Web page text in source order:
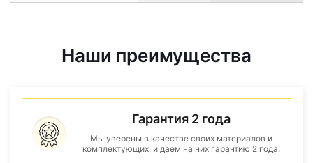
Наши преимущества
Гарантия 2 года
Мы уверены в качестве своих материалов и
комплектующих, и даем на них гарантию 2 года.